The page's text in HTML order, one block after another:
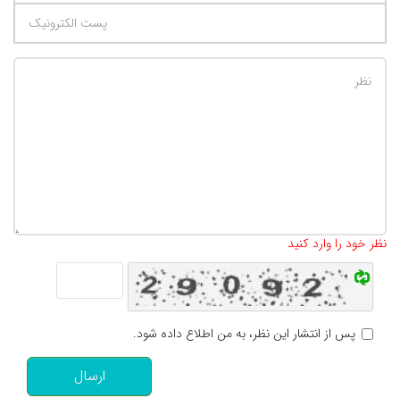
نظر خود را وارد کنید
پس از انتشار این نظر، به من اطلاع داده شود.
ارسال